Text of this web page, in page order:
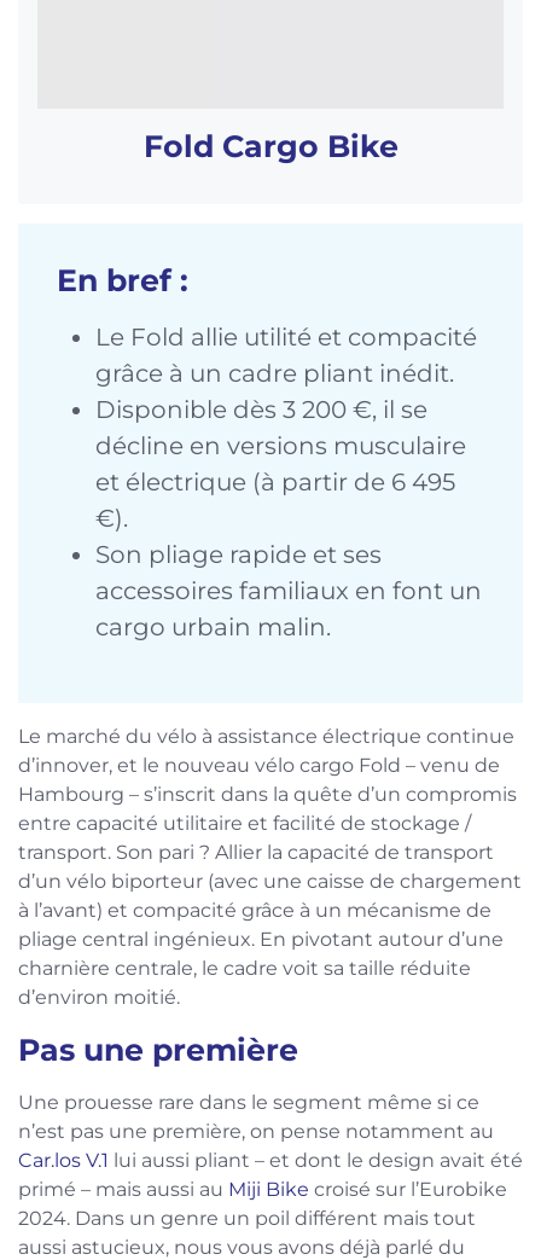
Fold Cargo Bike
En bref :
Le Fold allie utilité et compacité
grâce à un cadre pliant inédit.
Disponible dès 3 200 €, il se
décline en versions musculaire
et électrique (à partir de 6 495
€).
Son pliage rapide et ses
accessoires familiaux en font un
cargo urbain malin.
Le marché du vélo à assistance électrique continue
d’innover, et le nouveau vélo cargo Fold – venu de
Hambourg – s’inscrit dans la quête d’un compromis
entre capacité utilitaire et facilité de stockage /
transport. Son pari ? Allier la capacité de transport
d’un vélo biporteur (avec une caisse de chargement
à l’avant) et compacité grâce à un mécanisme de
pliage central ingénieux. En pivotant autour d’une
charnière centrale, le cadre voit sa taille réduite
d’environ moitié.
Pas une première
Une prouesse rare dans le segment même si ce
n’est pas une première, on pense notamment au
Car.los V.1 lui aussi pliant – et dont le design avait été
primé – mais aussi au Miji Bike croisé sur l’Eurobike
2024. Dans un genre un poil différent mais tout
aussi astucieux, nous vous avons déjà parlé du